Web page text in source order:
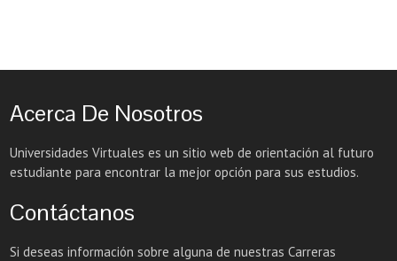
Acerca De Nosotros
Universidades Virtuales es un sitio web de orientación al futuro
estudiante para encontrar la mejor opción para sus estudios.
Contáctanos
Si deseas información sobre alguna de nuestras Carreras